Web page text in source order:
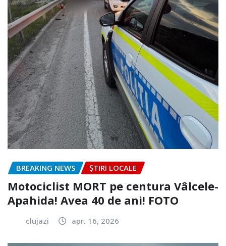
BREAKING NEWS ȘTIRI LOCALE
Motociclist MORT pe centura Vâlcele-
Apahida! Avea 40 de ani! FOTO
clujazi apr. 16, 2026